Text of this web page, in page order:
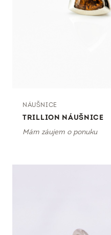
NÁUŠNICE
TRILLION NÁUŠNICE
Mám záujem o ponuku